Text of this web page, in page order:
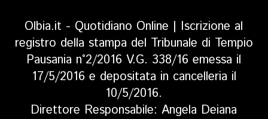
Olbia.it - Quotidiano Online | Iscrizione al
registro della stampa del Tribunale di Tempio
Pausania n°2/2016 V.G. 338/16 emessa il
17/5/2016 e depositata in cancelleria il
10/5/2016.
Direttore Responsabile: Angela Deiana